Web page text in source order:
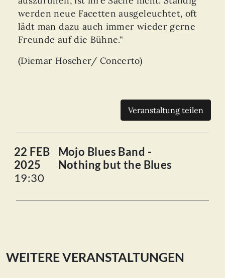
werden neue Facetten ausgeleuchtet, oft
lädt man dazu auch immer wieder gerne
Freunde auf die Bühne.“
(Diemar Hoscher/ Concerto)
Veranstaltung teilen
22 FEB
2025
19:30
Mojo Blues Band -
Nothing but the Blues
WEITERE VERANSTALTUNGEN